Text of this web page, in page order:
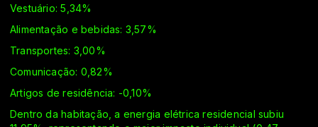
Vestuário: 5,34%
Alimentação e bebidas: 3,57%
Transportes: 3,00%
Comunicação: 0,82%
Artigos de residência: -0,10%
Dentro da habitação, a energia elétrica residencial subiu